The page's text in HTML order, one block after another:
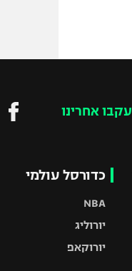
עקבו אחרינו
כדורסל עולמי
NBA
יורוליג
יורוקאפ